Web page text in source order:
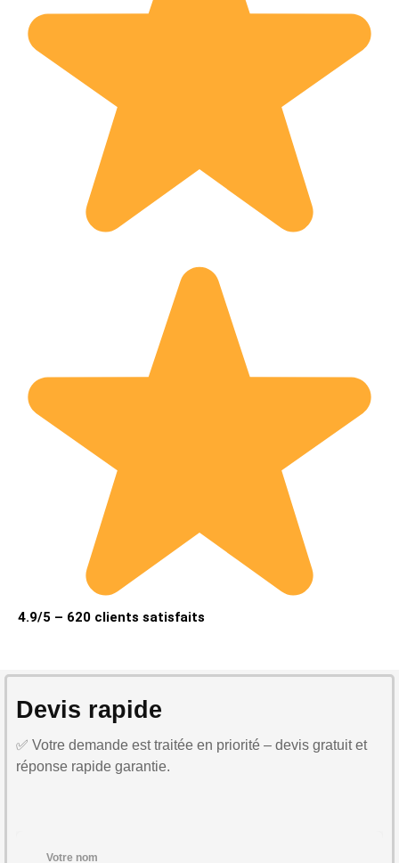
4.9/5 – 620 clients satisfaits
Devis rapide
✅ Votre demande est traitée en priorité – devis gratuit et
réponse rapide garantie.
Votre nom